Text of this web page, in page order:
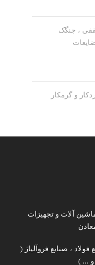
، چنگک
و گرمکار
آلات و تجهیزات
، صنایع فروآلیاژ (
و ... )